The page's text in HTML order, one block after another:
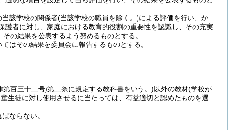
当該学校の関係者(当該学校の職員を除く。)による評価を行い、か
護者に対し、家庭における教育的役割の重要性を認識し、その充実
の結果を公表するよう努めるものとする。
はその結果を委員会に報告するものとする。
第百三十二号)第二条に規定する教科書をいう。)以外の教材(学校が
生徒に対し使用させるに当たっては、有益適切と認めたものを選
ならない。